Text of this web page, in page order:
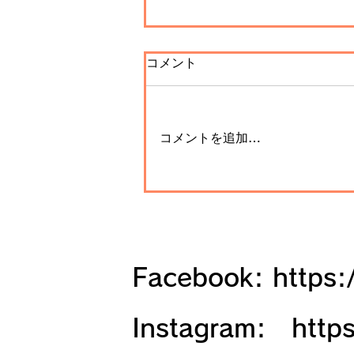
城、高野山清浄心院、奥之院
コメント
コメントを追加…
Facebook:
Instagram: